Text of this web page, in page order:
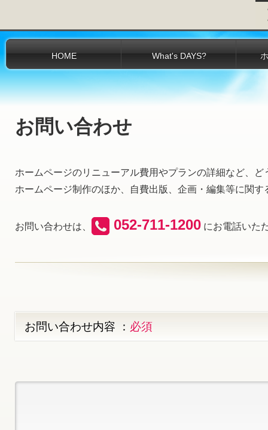
HOME What's DAYS?
お問い合わせ
ホームページのリニューアル費用やプランの詳細など、
ホームページ制作のほか、自費出版、企画・編集等に関
お問い合わせは、 052-711-1200 にお電話いた
お問い合わせ内容 ： 必須